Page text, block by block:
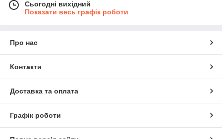
Сьогодні вихідний
Показати весь графік роботи
Про нас
Контакти
Доставка та оплата
Графік роботи